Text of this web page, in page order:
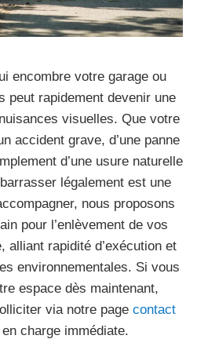
encombre votre garage ou
peut rapidement devenir une
visuelles. Que votre
accident grave, d’une panne
d’une usure naturelle
légalement est une
nous proposons
pour l’enlèvement de vos
alliant rapidité d’exécution et
environnementales. Si vous
espace dès maintenant,
via notre page contact
charge immédiate.